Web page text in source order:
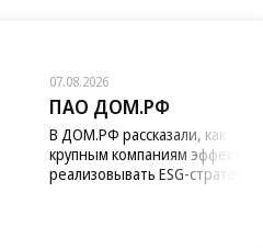
07.08.2026
ПАО ДОМ.РФ
В ДОМ.РФ рассказали, как
крупным компаниям
реализовывать ESG-стратегию